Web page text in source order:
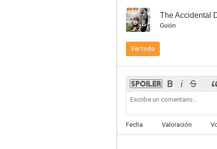
-- The Accidental
Guión
Ver todo
Fecha Valoración